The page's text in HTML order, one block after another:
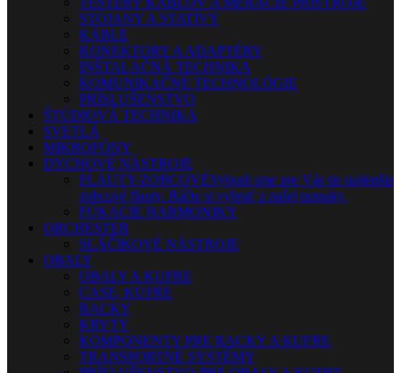
STOJANY A STATÍVY
KÁBLE
KONEKTORY A ADAPTÉRY
INŠTALAČNÁ TECHNIKA
KOMUNIKAČNÉ TECHNOLÓGIE
PRÍSLUŠENSTVO
ŠTÚDIOVÁ TECHNIKA
SVETLÁ
MIKROFÓNY
DYCHOVÉ NÁSTROJE
FLAUTY-ZOBCOVÉVybrali sme pre Vás tie najlepšie
zobcové flauty. Ráčte si vybrať z našej ponuky.
FÚKACIE HARMONIKY
ORCHESTER
SLÁČIKOVÉ NÁSTROJE
OBALY
OBALY A KUFRE
CASE, KUFRE
RACKY
KRYTY
KOMPONENTY PRE RACKY A KUFRE
TRANSPORTNÉ SYSTÉMY